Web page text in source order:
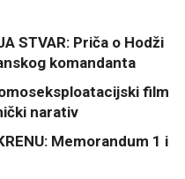
STVAR: Priča o Hodži
komandanta
film
narativ
Memorandum 1 i